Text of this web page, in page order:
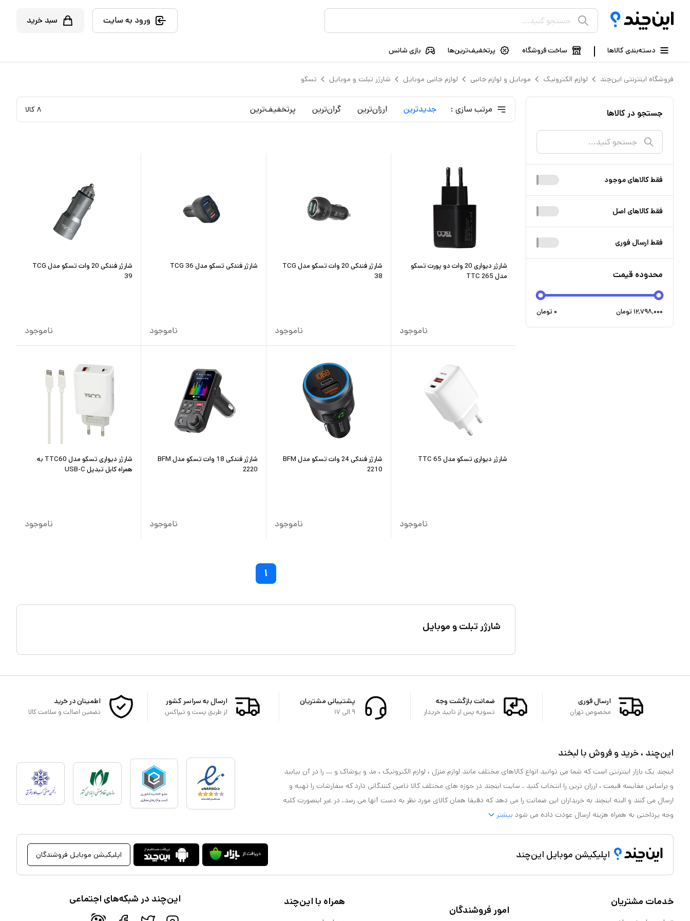
ورود به سایت سبد خرید
دسته‌بندی کالاها ساخت فروشگاه پرتخفیف‌ترین‌ها بازی شانس
فروشگاه اینترنتی این‌چند لوازم الکترونیک موبایل و لوازم جانبی لوازم جانبی موبایل شارژر تبلت و موبایل تسکو
جستجو در کالاها
فقط کالا‌های موجود
فقط کالا‌های اصل
فقط ارسال فوری
محدوده قیمت
۱۲,۷۹۸,۰۰۰ تومان ۰ تومان
مرتب سازی : جدید‌ترین ارزان‌ترین گران‌ترین پرتخفیف‌ترین ۸ کالا
شارژر دیواری 20 وات دو پورت تسکو
مدل TTC 265
ناموجود
شارژر فندکی 20 وات تسکو مدل TCG
38
ناموجود
شارژر فندکی تسکو مدل TCG 36
ناموجود
شارژر فندکی 20 وات تسکو مدل TCG
39
ناموجود
شارژر دیواری تسکو مدل TTC 65
ناموجود
شارژر فندکی 24 وات تسکو مدل BFM
2210
ناموجود
شارژر فندکی 18 وات تسکو مدل BFM
2220
ناموجود
شارژر دیواری تسکو مدل TTC60 به
همراه کابل تبدیل USB-C
ناموجود
۱
شارژر تبلت و موبایل
ارسال فوری
مخصوص تهران
ضمانت بازگشت وجه
تسویه پس از تایید خریدار
پشتیبانی مشتریان
۹ الی ۱۷
ارسال به سراسر کشور
از طریق پست و تیپاکس
اطمینان در خرید
تضمین اصالت و سلامت کالا
این‌چند ، خرید و فروش با لبخند
اینچند یک بازار اینترنتی است که شما می توانید انواع کالاهای مختلف مانند لوازم منزل ، لوازم الکترونیک ، مد و پوشاک و ... را در آن بیابید
و براساس مقایسه قیمت ، ارزان ترین را انتخاب کنید . سایت اینچند در حوزه های مختلف کالا تامین کنندگانی دارد که سفارشات را تهیه و
ارسال می کنند و البته اینچند به خریداران این ضمانت را می دهد که دقیقا همان کالای مورد نظر به دست آنها می رسد. در غیر اینصورت کلیه
وجه پرداختی به همراه هزینه ارسال عودت داده می شود بیشتر
اپلیکیشن موبایل این‌چند اپلیکیشن موبایل فروشندگان
خدمات مشتریان
امور فروشندگان
همراه با این‌چند این‌چند در شبکه‌های اجتماعی